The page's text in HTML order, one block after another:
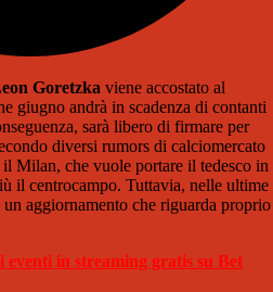
Goretzka viene accostato al
giugno andrà in scadenza di contanti
sarà libero di firmare per
diversi rumors di calciomercato
Milan, che vuole portare il tedesco in
il centrocampo. Tuttavia, nelle ultime
aggiornamento che riguarda proprio
eventi in streaming gratis su Bet